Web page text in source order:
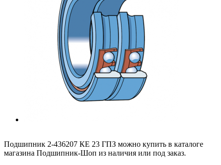
Подшипник 2-436207 КЕ 23 ГПЗ можно купить в каталоге
магазина Подшипник-Шоп из наличия или под заказ.